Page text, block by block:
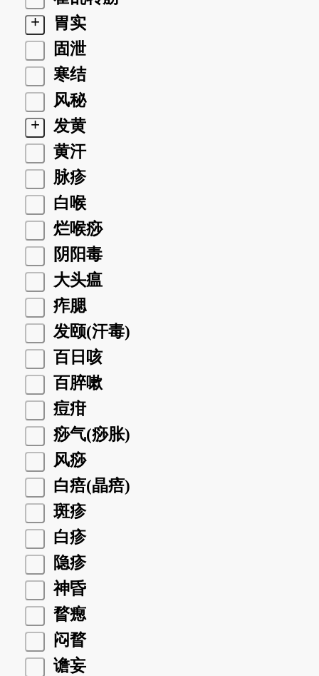
+
胃实
固泄
寒结
风秘
+
发黄
黄汗
脉疹
白喉
烂喉痧
阴阳毒
大头瘟
痄腮
发颐(汗毒)
百日咳
百脺嗽
痘疳
痧气(痧胀)
风痧
白㾦(晶㾦)
斑疹
白疹
隐疹
神昏
瞀瘛
闷瞀
谵妄